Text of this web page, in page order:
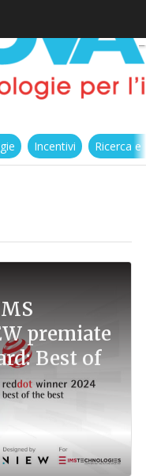
Incentivi Ricerca
premiate
Best of